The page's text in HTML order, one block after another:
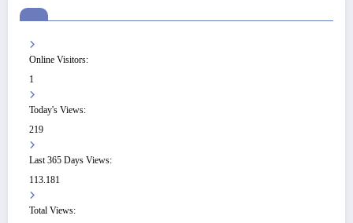
Online Visitors:
1
Today's Views:
219
Last 365 Days Views:
113.181
Total Views: